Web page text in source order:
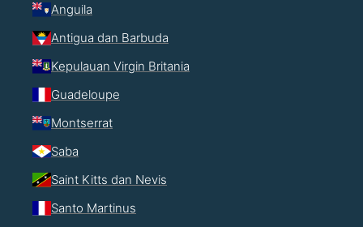
Anguila
Antigua dan Barbuda
Kepulauan Virgin Britania
Guadeloupe
Montserrat
Saba
Saint Kitts dan Nevis
Santo Martinus